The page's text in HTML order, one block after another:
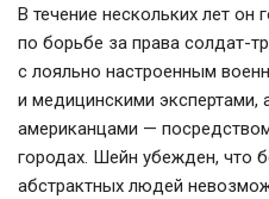
В течение нескольких лет он
по борьбе за права солдат-
с лояльно настроенным
и медицинскими экспертами,
американцами —
городах. Шейн убежден, что
абстрактных людей